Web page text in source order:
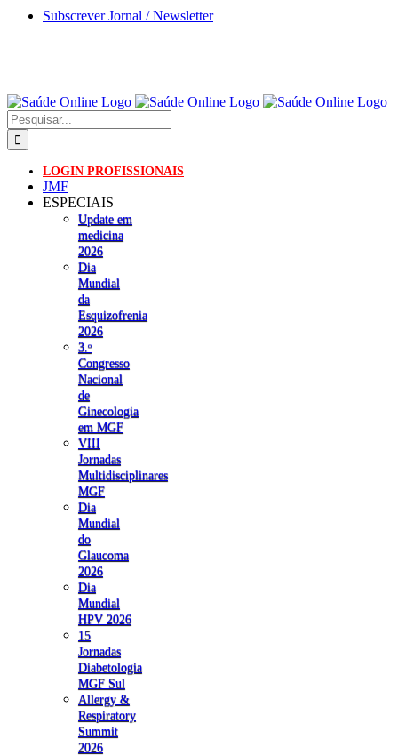
Skip
Subscrever Jornal / Newsletter
Pesquisar
LOGIN PROFISSIONAIS
JMF
ESPECIAIS
Update em
medicina
2026
Dia
Mundial
da
Esquizofrenia
2026
3.ᵒ
Congresso
Nacional
de
Ginecologia
em MGF
VIII
Jornadas
Multidisciplinares
MGF
Dia
Mundial
do
Glaucoma
2026
Dia
Mundial
HPV 2026
15
Jornadas
Diabetologia
MGF Sul
Allergy &
Respiratory
Summit
2026